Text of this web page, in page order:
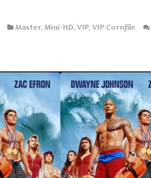
Master, Mini-HD, VIP, VIP Cornfile